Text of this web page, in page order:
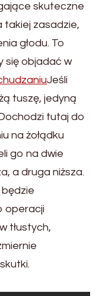
skuteczne
takiej zasadzie,
głodu. To
się objadać w
Jeśli
tuszę, jedyną
tutaj do
na żołądku
go na dwie
a druga niższa.
operacji
tłustych,